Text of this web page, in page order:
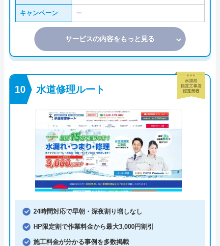
キャンペーン ー
サービスの内容をもっと見る
水道修理ルート
24時間対応で早朝・深夜割り増しなし
HP限定割で作業料金から最大3,000円割引
施工料金が分かる事例を多数掲載